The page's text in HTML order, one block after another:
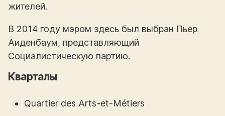
жителей.
В 2014 году мэром здесь был выбран Пьер
Аиденбаум, представляющий
Социалистическую партию.
Кварталы
Quartier des Arts-et-Métiers